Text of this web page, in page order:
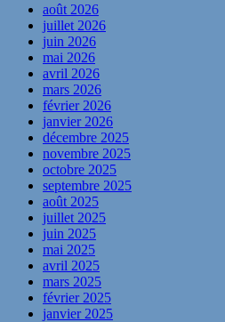
août 2026
juillet 2026
juin 2026
mai 2026
avril 2026
mars 2026
février 2026
janvier 2026
décembre 2025
novembre 2025
octobre 2025
septembre 2025
août 2025
juillet 2025
juin 2025
mai 2025
avril 2025
mars 2025
février 2025
janvier 2025